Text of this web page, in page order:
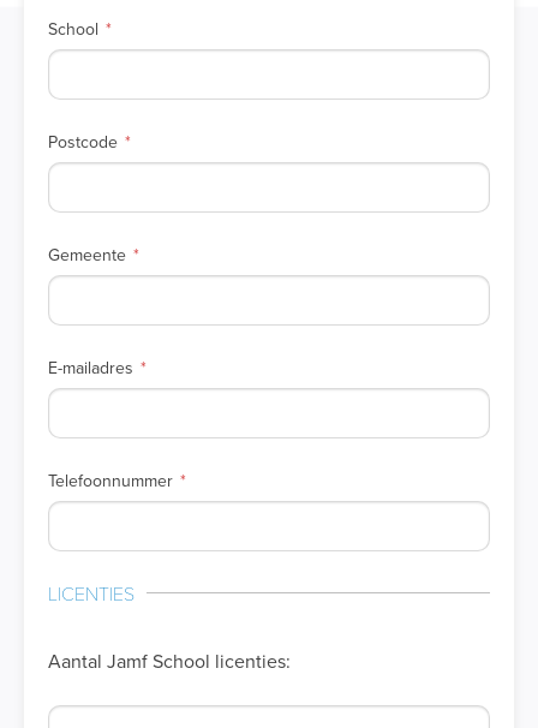
School
Postcode
Gemeente
E-mailadres
Telefoonnummer
LICENTIES
Aantal Jamf School licenties: